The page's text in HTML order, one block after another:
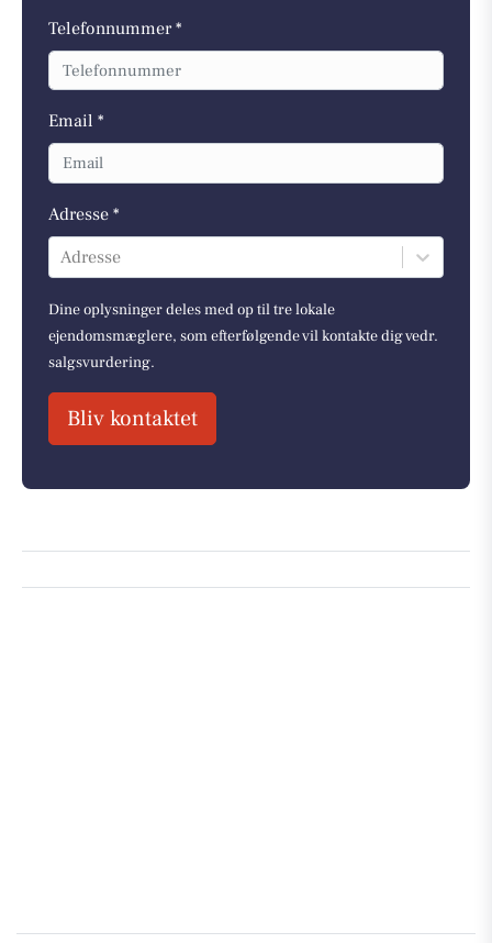
Telefonnummer *
Email *
Adresse *
Adresse
Dine oplysninger deles med op til tre lokale
ejendomsmæglere, som efterfølgende vil kontakte dig vedr.
salgsvurdering.
Bliv kontaktet